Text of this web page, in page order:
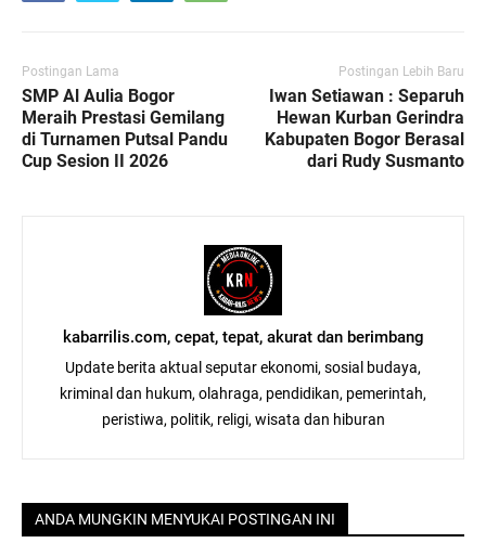
Postingan Lama
SMP Al Aulia Bogor
Meraih Prestasi Gemilang
di Turnamen Putsal Pandu
Cup Sesion II 2026
Postingan Lebih Baru
Iwan Setiawan : Separuh
Hewan Kurban Gerindra
Kabupaten Bogor Berasal
dari Rudy Susmanto
kabarrilis.com, cepat, tepat, akurat dan berimbang
Update berita aktual seputar ekonomi, sosial budaya,
kriminal dan hukum, olahraga, pendidikan, pemerintah,
peristiwa, politik, religi, wisata dan hiburan
ANDA MUNGKIN MENYUKAI POSTINGAN INI